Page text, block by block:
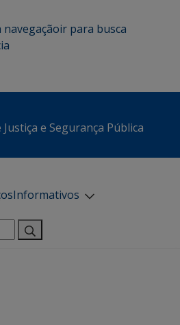
navegaçãoir para busca
e Segurança Pública
Informativos